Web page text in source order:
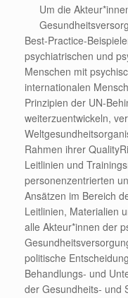
Um die
Best-Practice-
psychiatrischen und
Menschen mit
internationalen
Prinzipien der UN-
weiterzuentwickeln,
Rahmen ihrer
Leitlinien und
personenzentrierten
Ansätzen im Bereich
Leitlinien, Materialien
alle Akteur*innen der
politische
Behandlungs- und
der Gesundheits- und